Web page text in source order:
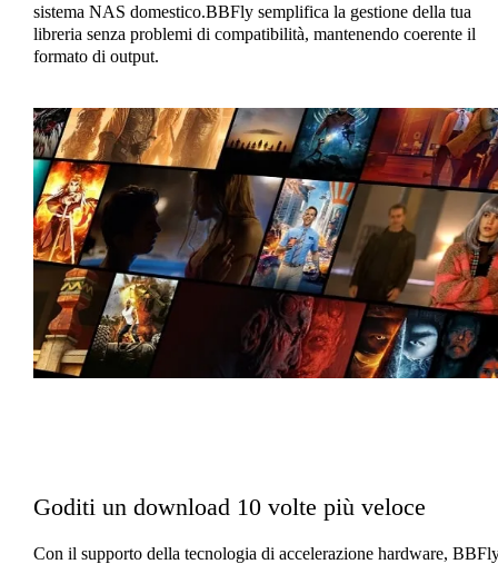
sistema NAS domestico.BBFly semplifica la gestione della tua
libreria senza problemi di compatibilità, mantenendo coerente il
formato di output.
Goditi un download 10 volte più veloce
Con il supporto della tecnologia di accelerazione hardware,